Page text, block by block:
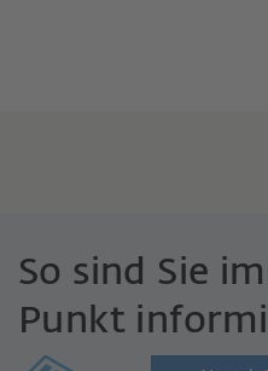
So sind Sie
Punkt